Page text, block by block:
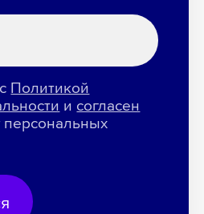
Политикой
и согласен
персональных